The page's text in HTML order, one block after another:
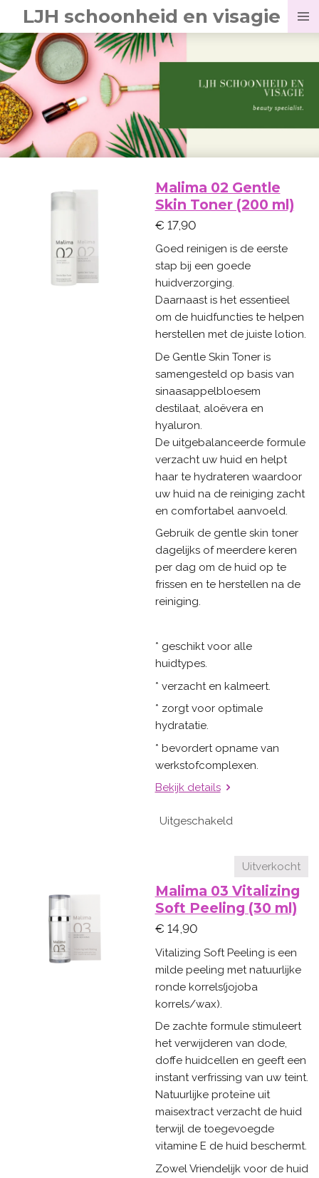
direct
naar
de
hoofdinhoud
LJH schoonheid en visagie
Malima 02 Gentle
Skin Toner (200 ml)
€ 17,90
Goed reinigen is de eerste
stap bij een goede
huidverzorging.
Daarnaast is het essentieel
om de huidfuncties te helpen
herstellen met de juiste lotion.
De Gentle Skin Toner is
samengesteld op basis van
sinaasappelbloesem
destilaat, aloëvera en
hyaluron.
De uitgebalanceerde formule
verzacht uw huid en helpt
haar te hydrateren waardoor
uw huid na de reiniging zacht
en comfortabel aanvoeld.
Gebruik de gentle skin toner
dagelijks of meerdere keren
per dag om de huid op te
frissen en te herstellen na de
reiniging.
* geschikt voor alle
huidtypes.
* verzacht en kalmeert.
* zorgt voor optimale
hydratatie.
* bevordert opname van
werkstofcomplexen.
Bekijk details
Uitgeschakeld
Uitverkocht
Malima 03 Vitalizing
Soft Peeling (30 ml)
€ 14,90
Vitalizing Soft Peeling is een
milde peeling met natuurlijke
ronde korrels(jojoba
korrels/wax).
De zachte formule stimuleert
het verwijderen van dode,
doffe huidcellen en geeft een
instant verfrissing van uw teint.
Natuurlijke proteïne uit
maisextract verzacht de huid
terwijl de toegevoegde
vitamine E de huid beschermt.
Zowel Vriendelijk voor de huid